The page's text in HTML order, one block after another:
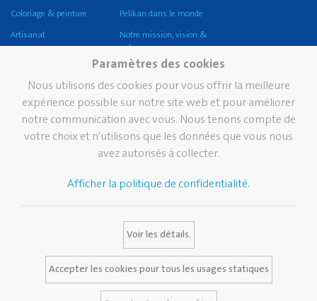
Coloriage & peinture
Artisanat
Ecole
Bureau
Écriture professionnelle
Pelikan dans le monde
Notre mission, vision &
valeurs
Durabilité
Pelikan TintenTurm
Certificats Pelikan
Services
Media Database
FAQ
Contact
Paramètres des cookies
Nous utilisons des cookies pour vous offrir la meilleure
expérience possible sur notre site web et pour améliorer
notre communication avec vous. Nous tenons compte de
votre choix et n'utilisons que les données que vous nous
avez autorisés à collecter.
Afficher la politique de confidentialité.
Voir les détails.
Accepter les cookies pour tous les usages statiques